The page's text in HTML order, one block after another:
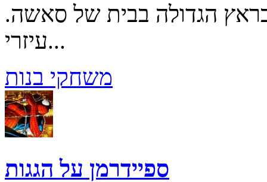
הגדולה בבית של סאשה.
עיזרי...
משחקי בנות
ספיידרמן על הגגות